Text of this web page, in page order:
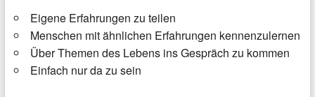
Eigene Erfahrungen zu teilen
Menschen mit ähnlichen Erfahrungen kennenzulernen
Über Themen des Lebens ins Gespräch zu kommen
Einfach nur da zu sein